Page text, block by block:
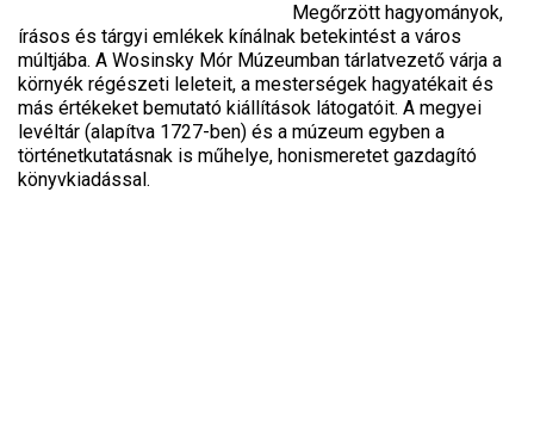
Megőrzött hagyományok,
írásos és tárgyi emlékek kínálnak betekintést a város
múltjába. A Wosinsky Mór Múzeumban tárlatvezető várja a
környék régészeti leleteit, a mesterségek hagyatékait és
más értékeket bemutató kiállítások látogatóit. A megyei
levéltár (alapítva 1727-ben) és a múzeum egyben a
történetkutatásnak is műhelye, honismeretet gazdagító
könyvkiadással.